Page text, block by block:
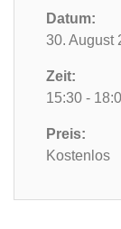
Datum:
30. August
Zeit:
15:30 -
Preis:
Kostenlos